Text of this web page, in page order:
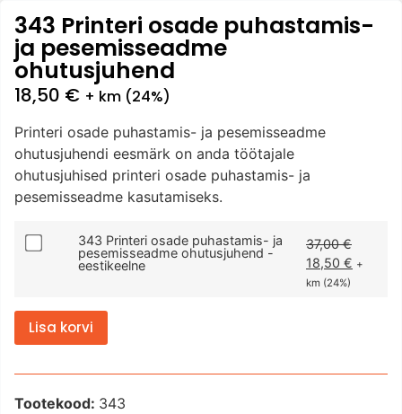
343 Printeri osade puhastamis-
ja pesemisseadme
ohutusjuhend
18,50 € + km (24%)
Printeri osade puhastamis- ja pesemisseadme
ohutusjuhendi eesmärk on anda töötajale
ohutusjuhised printeri osade puhastamis- ja
pesemisseadme kasutamiseks.
343 Printeri osade puhastamis- ja
pesemisseadme ohutusjuhend -
eestikeelne
37,00€
18,50 € +
km (24%)
Lisa korvi
Tootekood: 343